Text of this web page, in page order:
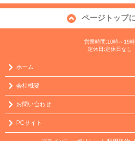
ページトップ
営業時間:10時～19時
定休日:定休日なし
ホーム
会社概要
お問い合わせ
PCサイト